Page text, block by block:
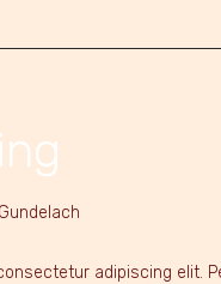
adipiscing elit.